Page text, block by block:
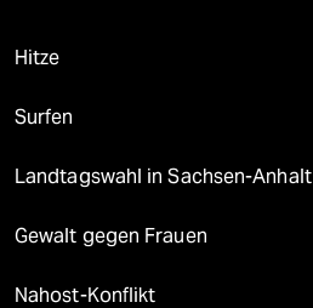
Hitze
Surfen
Landtagswahl in Sachsen-Anhalt
Gewalt gegen Frauen
Nahost-Konflikt